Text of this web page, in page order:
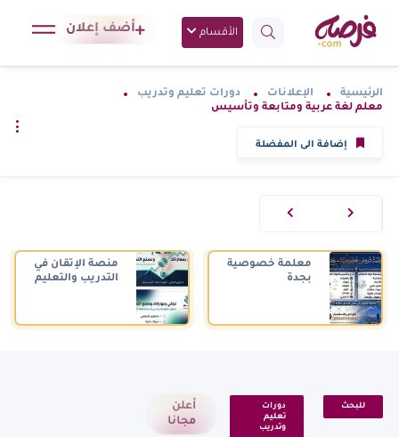
الأقسام أضف إعلان
الرئيسية الإعلانات
دورات تعليم وتدريب
معلم لغة عربية ومتابعة وتأسيس
إضافة الى المفضلة
معلمة خصوصية
بجدة
منصة الإتقان في
التدريب والتعليم
للبحث
دورات
تعليم
وتدريب
أعلن
مجانا